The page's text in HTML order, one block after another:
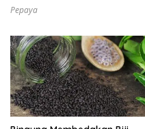
Pepaya